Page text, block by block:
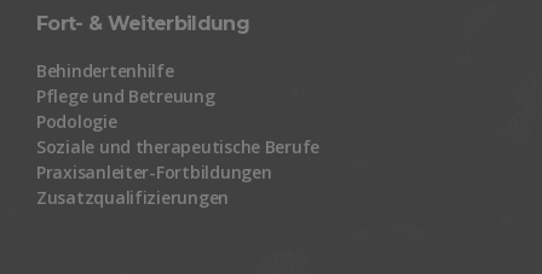
Fort- & Weiterbildung
Behindertenhilfe
Pflege und Betreuung
Podologie
Soziale und therapeutische Berufe
Praxisanleiter-Fortbildungen
Zusatzqualifizierungen